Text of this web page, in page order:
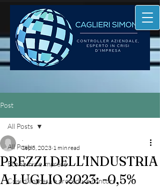
Post
All Posts
Economia e imprese
Crisi d'impresa e procedure concors
All Posts
PREZZI DELL'INDUSTRIA
A LUGLIO 2023: -0,5%
.
Sep 5, 2023 1 min read